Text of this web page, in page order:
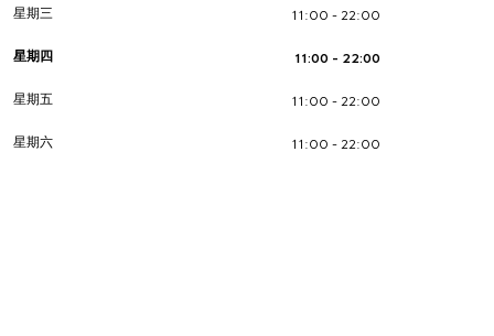
星期三 11:00 - 22:00
星期四 11:00 - 22:00
星期五 11:00 - 22:00
星期六 11:00 - 22:00